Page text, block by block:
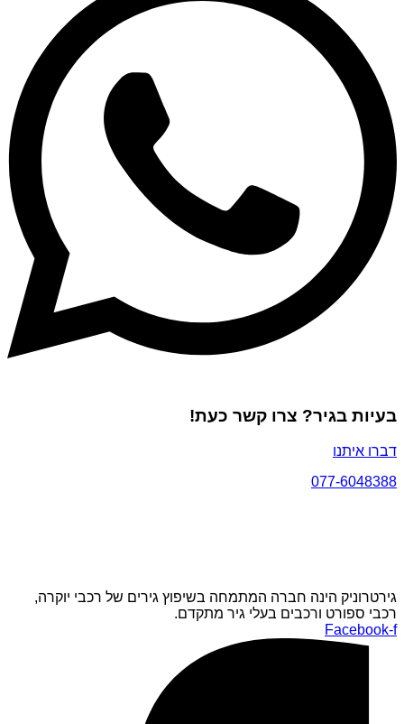
בעיות בגיר? צרו קשר כעת!
דברו איתנו
077-6048388
גירטרוניק הינה חברה המתמחה בשיפוץ גירים של רכבי יוקרה,
רכבי ספורט ורכבים בעלי גיר מתקדם.
Facebook-f